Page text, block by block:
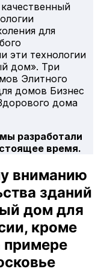
для
эти технологии
дом». Три
Элитного
домов Бизнес
дома
разработали
время.
вниманию
зданий
дом для
кроме
примере